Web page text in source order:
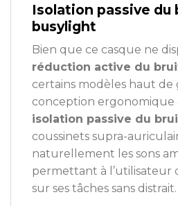
Isolation passive du
busylight
Bien que ce casque ne
réduction active du
certains modèles haut de
conception ergonomique
isolation passive du
coussinets supra-
naturellement les sons
permettant à l’utilisateur
sur ses tâches sans distrait.